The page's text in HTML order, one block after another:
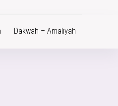
Dakwah – Amaliyah